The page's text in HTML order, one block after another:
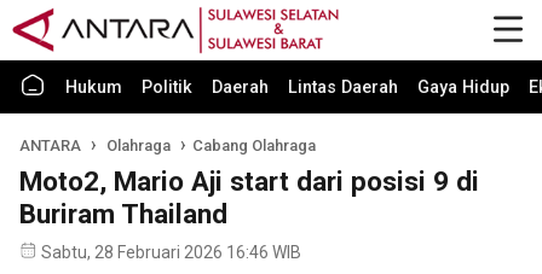
Hukum Politik Daerah Lintas Daerah Gaya Hidup
ANTARA Olahraga Cabang Olahraga
Moto2, Mario Aji start dari posisi 9 di
Buriram Thailand
Sabtu, 28 Februari 2026 16:46 WIB